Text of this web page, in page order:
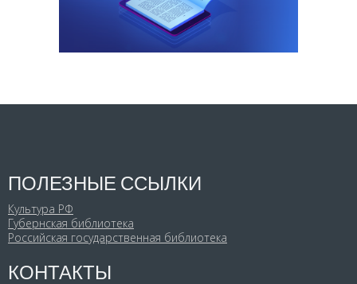
ПОЛЕЗНЫЕ ССЫЛКИ
Культура РФ
Губернская библиотека
Российская государственная библиотека
КОНТАКТЫ